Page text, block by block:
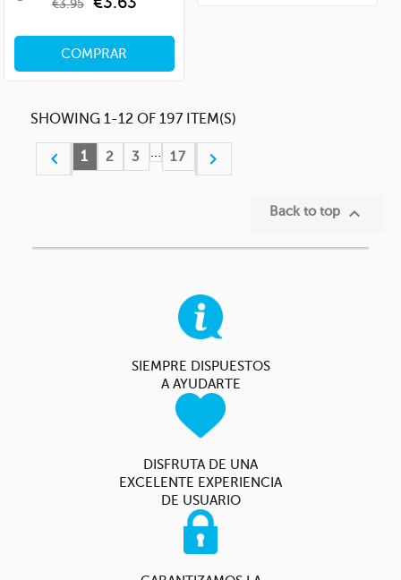
€3.95
COMPRAR
SHOWING 1-12 OF 197 ITEM(S)
 1 2 3 … 17 
Back to top 
SIEMPRE DISPUESTOS
A AYUDARTE
DISFRUTA DE UNA
EXCELENTE EXPERIENCIA
DE USUARIO